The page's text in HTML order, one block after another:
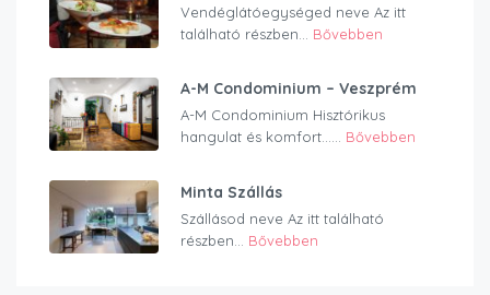
Vendéglátóegységed neve Az itt
található részben... Bővebben
A-M Condominium – Veszprém
A-M Condominium Hisztórikus
hangulat és komfort…... Bővebben
Minta Szállás
Szállásod neve Az itt található
részben... Bővebben